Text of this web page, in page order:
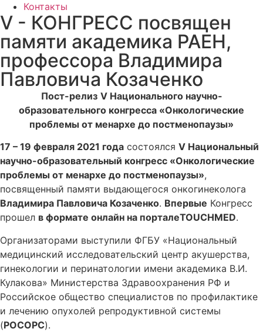
Контакты
V - КОНГРЕСС посвящен
памяти академика РАЕН,
профессора Владимира
Павловича Козаченко
Пост-релиз V Национального научно-
образовательного конгресса «Онкологические
проблемы от менархе до постменопаузы»
17 – 19 февраля 2021 года состоялся V Национальный
научно-образовательный конгресс «Онкологические
проблемы от менархе до постменопаузы»,
посвященный памяти выдающегося онкогинеколога
Владимира Павловича Козаченко. Впервые Конгресс
прошел в формате онлайн на порталеTOUCHMED.
Организаторами выступили ФГБУ «Национальный
медицинский исследовательский центр акушерства,
гинекологии и перинатологии имени академика В.И.
Кулакова» Министерства Здравоохранения РФ и
Российское общество специалистов по профилактике
и лечению опухолей репродуктивной системы
(РОСОРС).